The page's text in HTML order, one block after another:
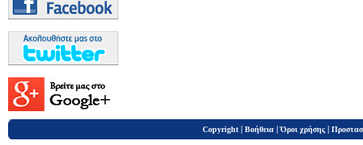
Copyright | Βοήθεια |Όροι χρήσης |